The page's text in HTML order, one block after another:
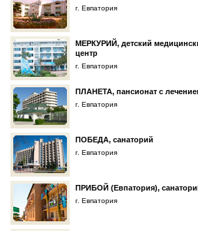
г. Евпатория
МЕРКУРИЙ, детский
центр
г. Евпатория
ПЛАНЕТА, пансионат с
г. Евпатория
ПОБЕДА, санаторий
г. Евпатория
ПРИБОЙ (Евпатория),
г. Евпатория